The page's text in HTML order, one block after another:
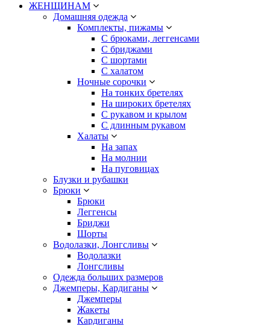
ЖЕНЩИНАМ
Домашняя одежда
Комплекты, пижамы
С брюками, леггенсами
С бриджами
С шортами
С халатом
Ночные сорочки
На тонких бретелях
На широких бретелях
С рукавом и крылом
С длинным рукавом
Халаты
На запах
На молнии
На пуговицах
Блузки и рубашки
Брюки
Брюки
Леггенсы
Бриджи
Шорты
Водолазки, Лонгсливы
Водолазки
Лонгсливы
Одежда больших размеров
Джемперы, Кардиганы
Джемперы
Жакеты
Кардиганы